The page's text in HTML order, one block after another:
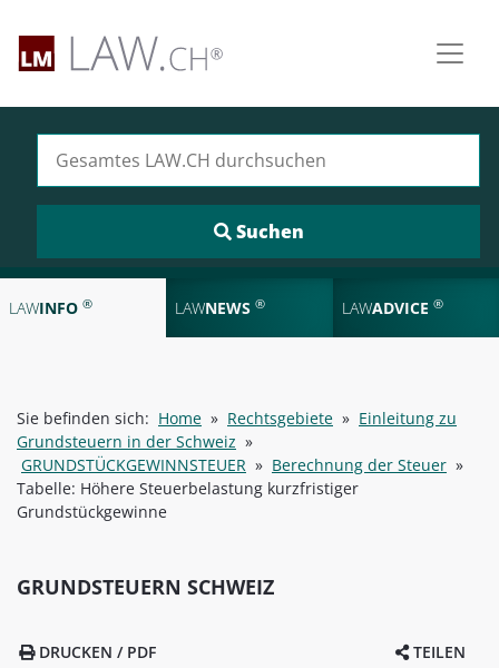
LAWINFO ® LAWNEWS ® LAWADVICE ®
Sie befinden sich: Home » Rechtsgebiete » Einleitung zu
Grundsteuern in der Schweiz »
GRUNDSTÜCKGEWINNSTEUER » Berechnung der Steuer »
Tabelle: Höhere Steuerbelastung kurzfristiger
Grundstückgewinne
GRUNDSTEUERN SCHWEIZ
TEILEN
DRUCKEN / PDF